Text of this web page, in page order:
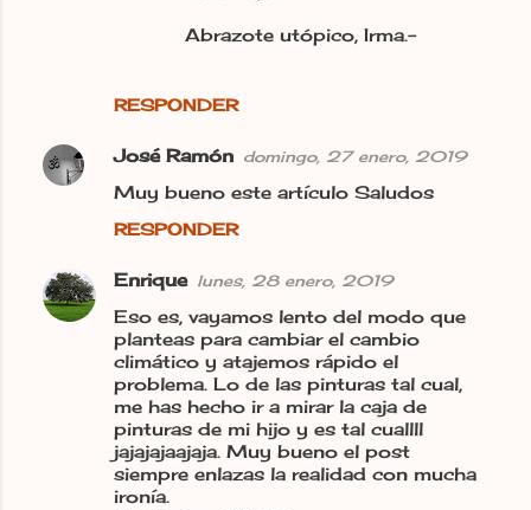
RESPONDER
Abrazote utópico, Irma.-
José Ramón domingo, 27 enero, 2019
Muy bueno este artículo Saludos
RESPONDER
Enrique lunes, 28 enero, 2019
Eso es, vayamos lento del modo que
planteas para cambiar el cambio
climático y atajemos rápido el
problema. Lo de las pinturas tal cual,
me has hecho ir a mirar la caja de
pinturas de mi hijo y es tal cuallll
jajajajaajaja. Muy bueno el post
siempre enlazas la realidad con mucha
ironía.